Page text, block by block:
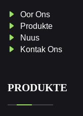
Oor Ons
Produkte
Nuus
Kontak Ons
PRODUKTE